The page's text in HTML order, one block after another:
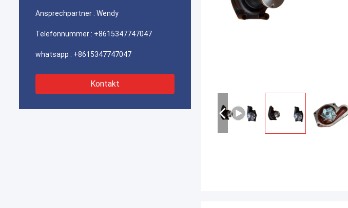
Ansprechpartner : Wendy
Telefonnummer : +8615347747047
whatsapp : +8615347747047
Kontakt